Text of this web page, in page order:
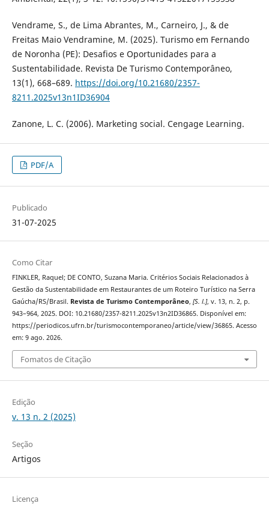
Vendrame, S., de Lima Abrantes, M., Carneiro, J., & de
Freitas Maio Vendramine, M. (2025). Turismo em Fernando
de Noronha (PE): Desafios e Oportunidades para a
Sustentabilidade. Revista De Turismo Contemporâneo,
13(1), 668–689. https://doi.org/10.21680/2357-
8211.2025v13n1ID36904
Zanone, L. C. (2006). Marketing social. Cengage Learning.
PDF/A
Publicado
31-07-2025
Como Citar
FINKLER, Raquel; DE CONTO, Suzana Maria. Critérios Sociais Relacionados à
Gestão da Sustentabilidade em Restaurantes de um Roteiro Turístico na Serra
Gaúcha/RS/Brasil. Revista de Turismo Contemporâneo, [S. l.], v. 13, n. 2, p.
943–964, 2025. DOI: 10.21680/2357-8211.2025v13n2ID36865. Disponível em:
https://periodicos.ufrn.br/turismocontemporaneo/article/view/36865. Acesso
em: 9 ago. 2026.
Fomatos de Citação
Edição
v. 13 n. 2 (2025)
Seção
Artigos
Licença